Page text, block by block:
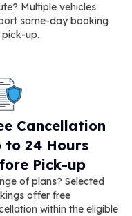
Multiple vehicles
same-day booking
up.
Cancellation
to 24 Hours
Pick-up
of plans? Selected
offer free
within the eligible